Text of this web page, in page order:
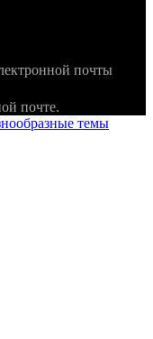
почты
почте.
темы